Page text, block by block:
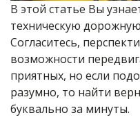
В этой статье Вы
техническую
Согласитесь,
возможности
приятных, но если
разумно, то найти
буквально за минуты.